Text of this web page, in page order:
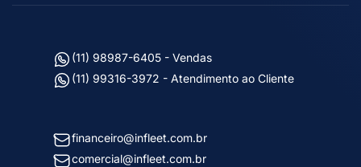
(11) 98987-6405 - Vendas
(11) 99316-3972 - Atendimento ao Cliente
financeiro@infleet.com.br
comercial@infleet.com.br